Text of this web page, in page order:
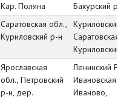
Кар. Поляна
Бакурский р-н
Саратовская обл.,
Куриловский р-н
Куриловский
Саратовская
Куриловский р-н
Ярославская
обл., Петровский
р-н, дер.
Ленинский РВК,
Ивановская обл.,
Иваново,